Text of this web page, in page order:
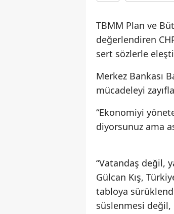
TBMM Plan ve
değerlendiren
sert sözlerle
Merkez Bankası
mücadeleyi
“Ekonomiyi
diyorsunuz ama
“Vatandaş değil,
Gülcan Kış,
tabloya
süslenmesi değil,